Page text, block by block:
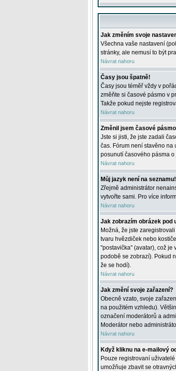
Jak změním svoje
Všechna vaše nastavení
stránky, ale nemusí to být
Návrat nahoru
Časy jsou špatně!
Časy jsou téměř vždy v
změňte si časové pásmo v
Takže pokud nejste
Návrat nahoru
Změnil jsem časové
Jste si jisti, že jste zadali
čas. Fórum není stavěno
posunutí časového pásma
Návrat nahoru
Můj jazyk není na seznamu!
Zřejmě administrátor
vytvořte sami. Pro více
Návrat nahoru
Jak zobrazím obrázek pod
Možná, že jste
tvaru hvězdiček nebo
"postavička" (avatar), což je
podobě se zobrazí). Pokud
že se hodí).
Návrat nahoru
Jak změní svoje zařazení?
Obecně vzato, svoje
na použitém vzhledu).
označení moderátorů a
Moderátor nebo
Návrat nahoru
Když kliknu na e-mailový
Pouze registrovaní
umožňuje zbavit se